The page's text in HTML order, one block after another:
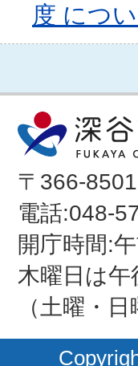
度 につ
〒366-
電話:048-
開庁時間:
木曜日は
（土曜・